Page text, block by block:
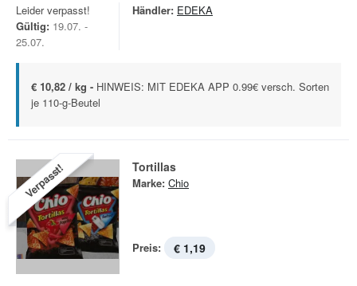
Leider verpasst!
Gültig: 19.07. -
25.07.
Händler: EDEKA
€ 10,82 / kg - HINWEIS: MIT EDEKA APP 0.99€ versch. Sorten
je 110-g-Beutel
Verpasst! Tortillas
Marke: Chio
Preis: € 1,19